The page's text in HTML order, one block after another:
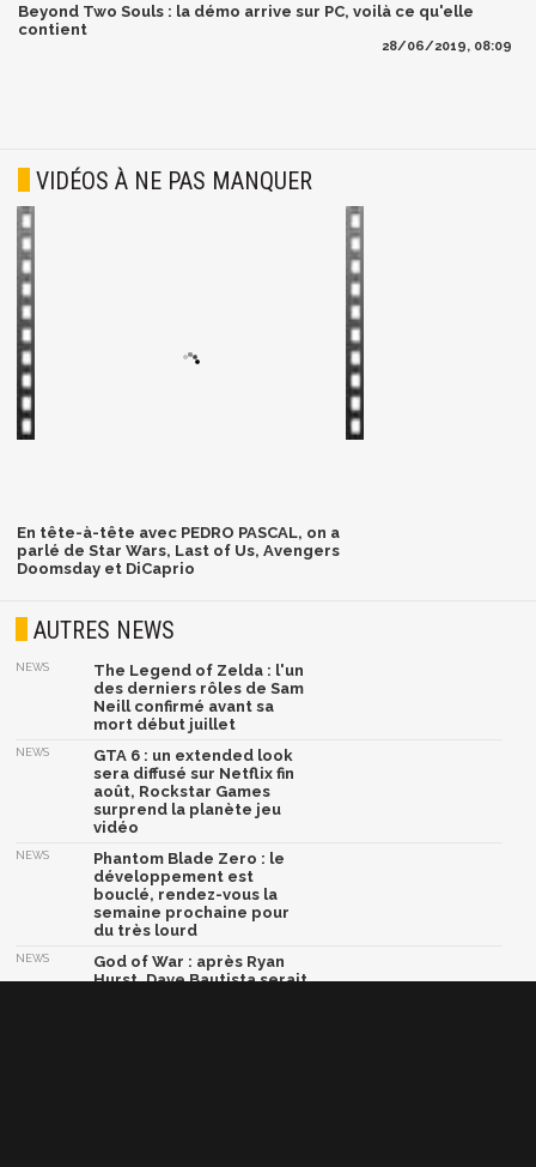
Beyond Two Souls : la démo arrive sur PC, voilà ce qu'elle
contient
28/06/2019, 08:09
VIDÉOS À NE PAS MANQUER
En tête-à-tête avec PEDRO PASCAL, on a
parlé de Star Wars, Last of Us, Avengers
Doomsday et DiCaprio
AUTRES NEWS
NEWS
The Legend of Zelda : l'un
des derniers rôles de Sam
Neill confirmé avant sa
mort début juillet
NEWS
GTA 6 : un extended look
sera diffusé sur Netflix fin
août, Rockstar Games
surprend la planète jeu
vidéo
NEWS
Phantom Blade Zero : le
développement est
bouclé, rendez-vous la
semaine prochaine pour
du très lourd
NEWS
God of War : après Ryan
Hurst, Dave Bautista serait